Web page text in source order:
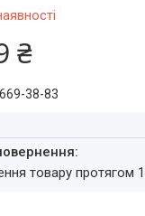
₴
38-83
товару протягом